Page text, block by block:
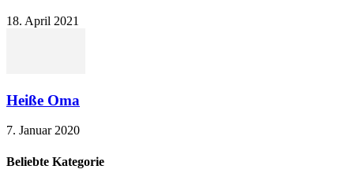
18. April 2021
Heiße Oma
7. Januar 2020
Beliebte Kategorie